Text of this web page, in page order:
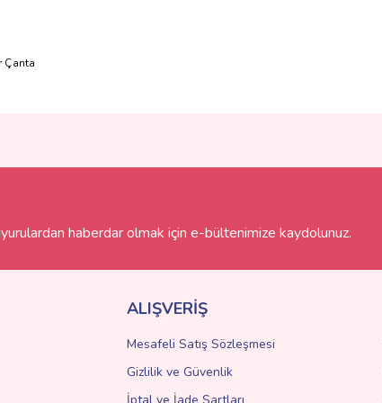
Çanta
bozuk veya görüntülenemiyor.
farklı alternatifler olmalı.
haberdar olmak için e-bültenimize kaydolunuz.
ALIŞVERİŞ
Mesafeli Satış Sözleşmesi
Gizlilik ve Güvenlik